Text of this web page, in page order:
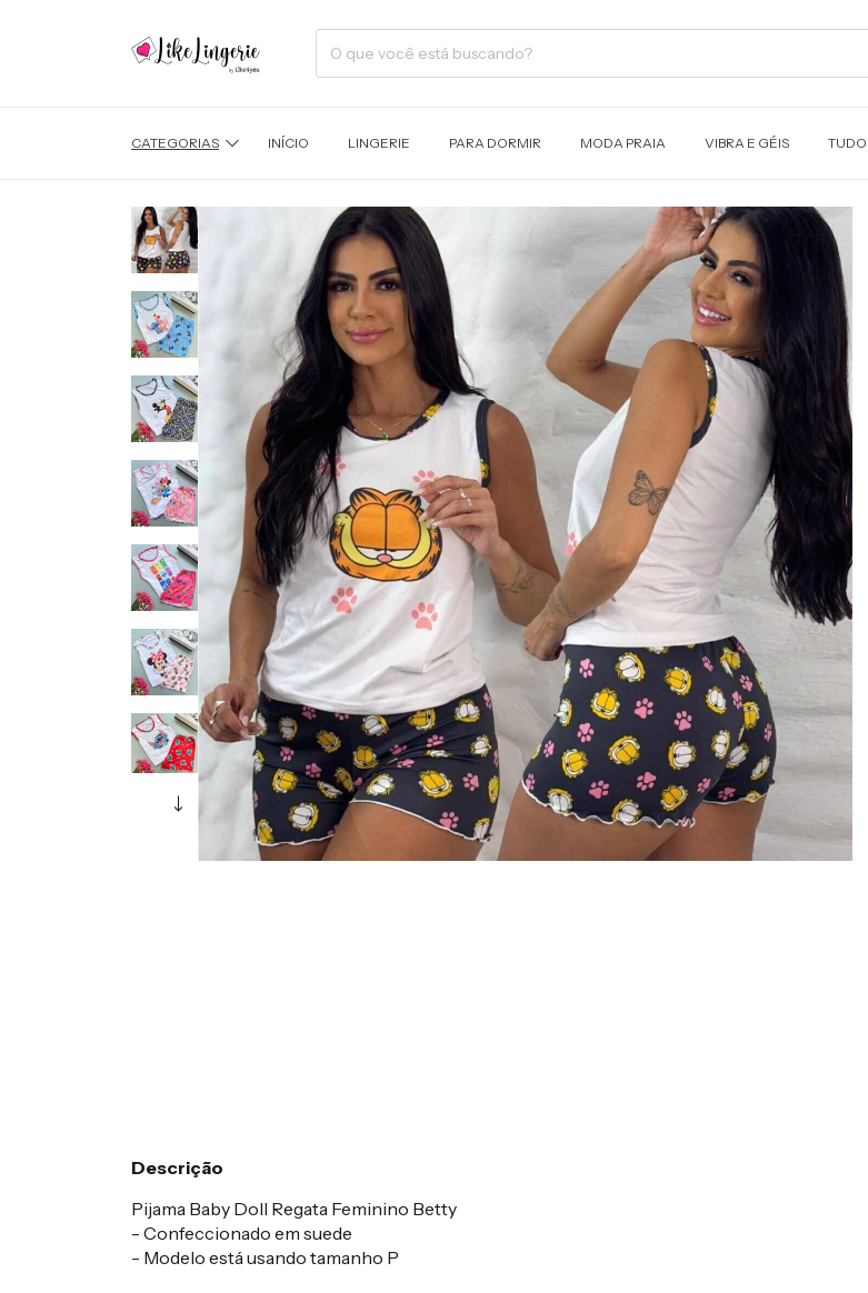
CATEGORIAS INÍCIO LINGERIE PARA DORMIR MODA PRAIA VIBRA E GÉIS TUDO
1
Descrição
Pijama Baby Doll Regata Feminino Betty
- Confeccionado em suede
- Modelo está usando tamanho P